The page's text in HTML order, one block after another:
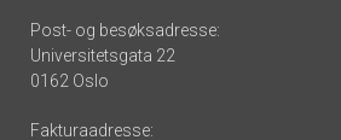
Post- og besøksadresse:
Universitetsgata 22
0162 Oslo
Fakturaadresse: